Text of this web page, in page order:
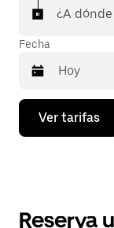
¿A dónde
Fecha
Presiona
flecha
el
Ver tarifas
Reserva